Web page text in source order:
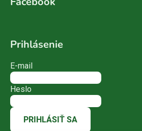
Prihlásenie
E-mail
Heslo
PRIHLÁSIŤ SA